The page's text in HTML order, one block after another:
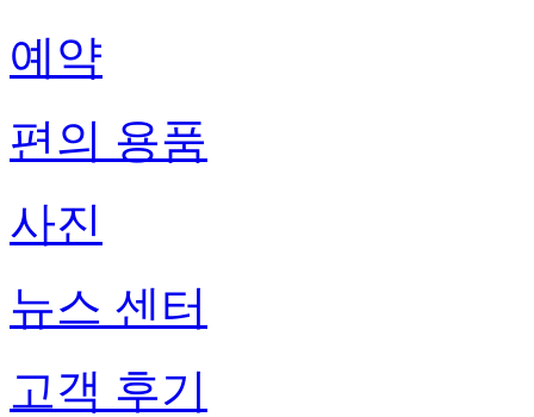
예약
편의 용품
사진
뉴스 센터
고객 후기